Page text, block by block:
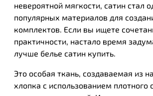
невероятной мягкости, сатин стал
популярных материалов для
комплектов. Если вы ищете
практичности, настало время
лучше белье сатин купить.
Это особая ткань, создаваемая из
хлопка с использованием плотного